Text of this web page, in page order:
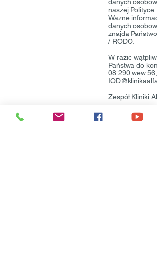
danych
naszej Polityce
Ważne
danych
znajdą
/ RODO.
W razie
Państwa do
08 290
Zespół Kliniki